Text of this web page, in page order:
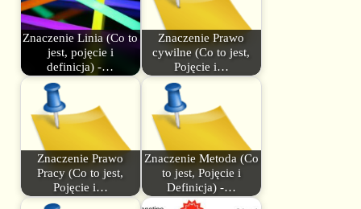
Znaczenie Linia (Co to
jest, pojęcie i
definicja) -…
Znaczenie Prawo
cywilne (Co to jest,
Pojęcie i…
Znaczenie Prawo
Pracy (Co to jest,
Pojęcie i…
Znaczenie Metoda (Co
to jest, Pojęcie i
Definicja) -…